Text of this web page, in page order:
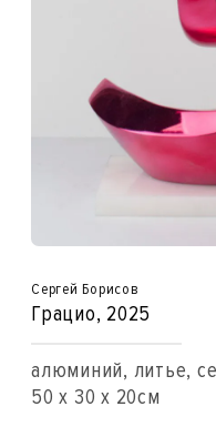
Сергей Борисов
Грацио, 2025
алюминий, литье,
50 x 30 x 20см